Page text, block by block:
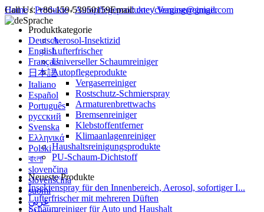
Call Us: +86-159-53950159Email:cncycleaning@gmail.com
Sprache
Deutsch
English
Français
日本語
Italiano
Español
Português
русский
Svenska
Ελληνικά
Polski
বাংলা
slovenčina
slovenščina
suomi
عربي
Home/Produkte/Autopflegeprodukte/Vergaserreiniger
Produktkategorie
Aerosol-Insektizid
Lufterfrischer
Universeller Schaumreiniger
Autopflegeprodukte
Vergaserreiniger
Rostschutz-Schmierspray
Armaturenbrettwachs
Bremsenreiniger
Klebstoffentferner
Klimaanlagenreiniger
Haushaltsreinigungsprodukte
PU-Schaum-Dichtstoff
Neueste Produkte
Insektenspray für den Innenbereich, Aerosol, sofortiger I...
Lufterfrischer mit mehreren Düften
Schaumreiniger für Auto und Haushalt